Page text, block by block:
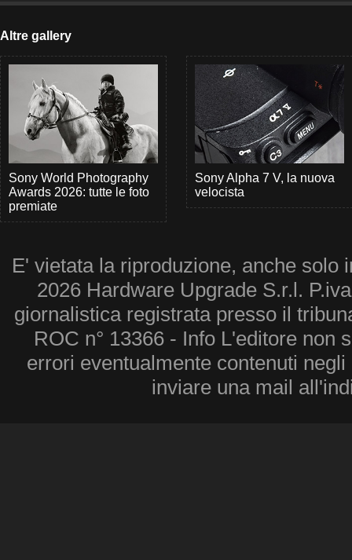
Altre gallery
Sony World Photography
Awards 2026: tutte le foto
premiate
Sony Alpha 7 V, la nuova
velocista
E' vietata la riproduzione, anche solo
2026 Hardware Upgrade S.r.l.
giornalistica registrata presso il
ROC n° 13366 - Info L'editore non
errori eventualmente contenuti
inviare una mail